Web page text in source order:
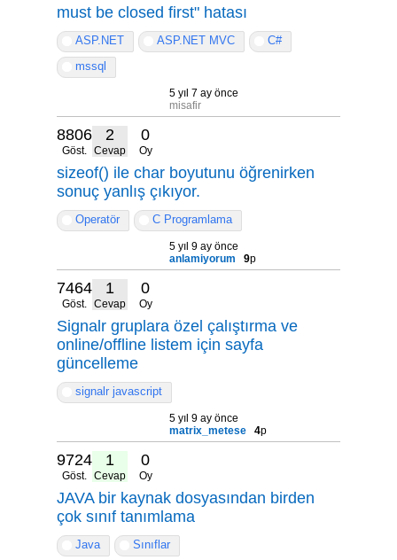
must be closed first" hatası
ASP.NET ASP.NET MVC
C#
mssql
5 yıl 7 ay önce
misafir
8806
Göst.
2
Cevap
0
Oy
sizeof() ile char boyutunu öğrenirken
sonuç yanlış çıkıyor.
Operatör C Programlama
5 yıl 9 ay önce
anlamiyorum
9p
7464
Göst.
1
Cevap
0
Oy
Signalr gruplara özel çalıştırma ve
online/offline listem için sayfa
güncelleme
signalr javascript
5 yıl 9 ay önce
matrix_metese
4p
9724
Göst.
1
Cevap
0
Oy
JAVA bir kaynak dosyasından birden
çok sınıf tanımlama
Java Sınıflar